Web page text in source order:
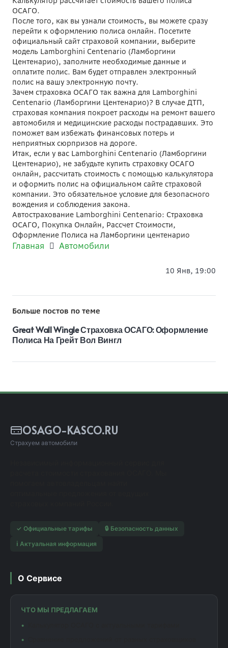
ОСАГО.
После того, как вы узнали стоимость, вы можете сразу
перейти к оформлению полиса онлайн. Посетите
официальный сайт страховой компании, выберите
модель Lamborghini Centenario (Ламборгини
Центенарио), заполните необходимые данные и
оплатите полис. Вам будет отправлен электронный
полис на вашу электронную почту.
Зачем страховка ОСАГО так важна для Lamborghini
Centenario (Ламборгини Центенарио)? В случае ДТП,
страховая компания покроет расходы на ремонт вашего
автомобиля и медицинские расходы пострадавших. Это
поможет вам избежать финансовых потерь и
неприятных сюрпризов на дороге.
Итак, если у вас Lamborghini Centenario (Ламборгини
Центенарио), не забудьте купить страховку ОСАГО
онлайн, рассчитать стоимость с помощью калькулятора
и оформить полис на официальном сайте страховой
компании. Это обязательное условие для безопасного
вождения и соблюдения закона.
Автострахование Lamborghini Centenario: Страховка
ОСАГО, Покупка Онлайн, Рассчет Стоимости,
Оформление Полиса на Ламборгини центенарио
Главная Автомобили
10 Янв, 19:00
Больше постов по теме
Great Wall Wingle Страховка ОСАГО: Оформление
Полиса На Грейт Вол Вингл
OSAGO-KASCO.RU
Страхуем автомобили
✓ Официальные тарифы
🔒 Безопасность данных
ℹ️ Актуальная информация
О Сервисе
ЧТО МЫ ПРЕДЛАГАЕМ